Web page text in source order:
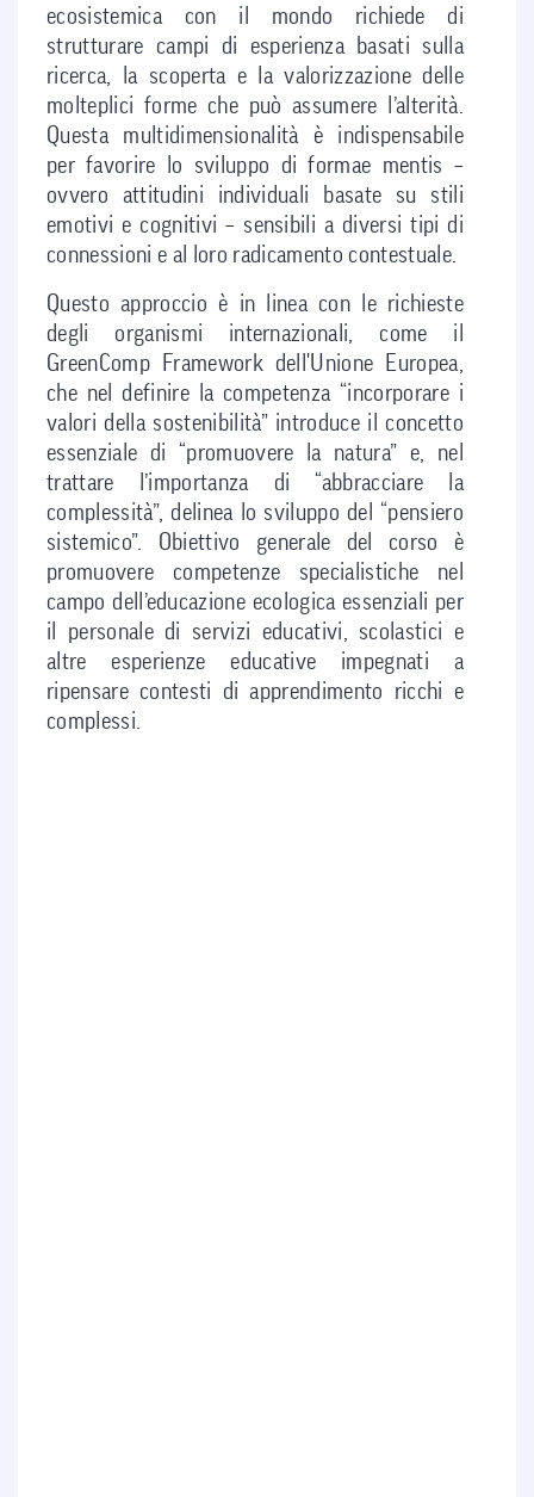
ecosistemica con il mondo richiede di
strutturare campi di esperienza basati sulla
ricerca, la scoperta e la valorizzazione delle
molteplici forme che può assumere l’alterità.
Questa multidimensionalità è indispensabile
per favorire lo sviluppo di formae mentis –
ovvero attitudini individuali basate su stili
emotivi e cognitivi – sensibili a diversi tipi di
connessioni e al loro radicamento contestuale.
Questo approccio è in linea con le richieste
degli organismi internazionali, come il
GreenComp Framework dell'Unione Europea,
che nel definire la competenza “incorporare i
valori della sostenibilità” introduce il concetto
essenziale di “promuovere la natura” e, nel
trattare l’importanza di “abbracciare la
complessità”, delinea lo sviluppo del “pensiero
sistemico”. Obiettivo generale del corso è
promuovere competenze specialistiche nel
campo dell’educazione ecologica essenziali per
il personale di servizi educativi, scolastici e
altre esperienze educative impegnati a
ripensare contesti di apprendimento ricchi e
complessi.